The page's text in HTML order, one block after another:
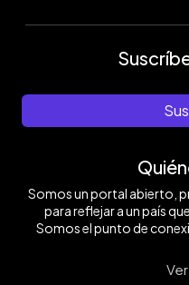
Somos un portal abierto,
para reflejar a un país
Somos el punto de